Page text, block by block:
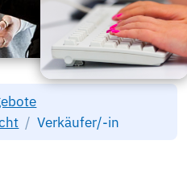
Verkäufer/-in